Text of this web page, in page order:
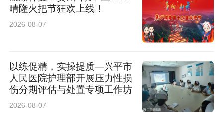
晴隆火把节狂欢上线！
2026-08-07
以练促精，实操提质—兴平市
人民医院护理部开展压力性损
伤分期评估与处置专项工作坊
2026-08-07